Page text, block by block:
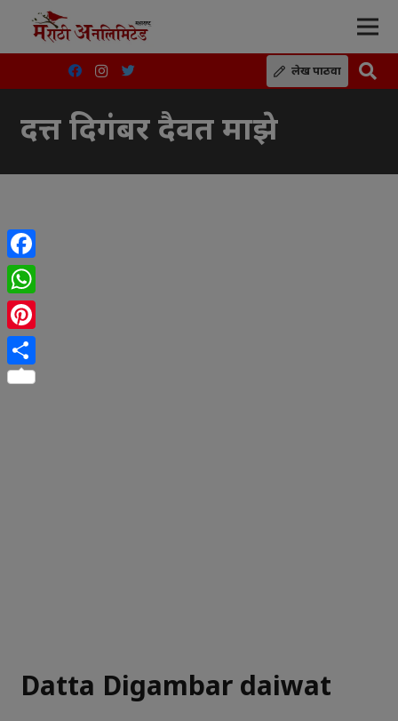
लेख पाठवा
दत्त दिगंबर दैवत माझे
Datta Digambar daiwat
Facebook
WhatsApp
Pinterest
Share